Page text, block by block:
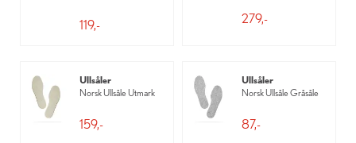
119,- 279,-
Ullsåler
Norsk Ullsåle Utmark
159,-
Ullsåler
Norsk Ullsåle Gråsåle
87,-